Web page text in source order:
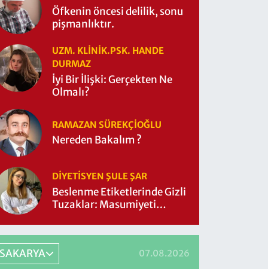
Öfkenin öncesi delilik, sonu
pişmanlıktır.
UZM. KLINIK.PSK. HANDE
DURMAZ
İyi Bir İlişki: Gerçekten Ne
Olmalı?
RAMAZAN SÜREKÇIOĞLU
Nereden Bakalım ?
DIYETISYEN ŞULE ŞAR
Beslenme Etiketlerinde Gizli
Tuzaklar: Masumiyeti
SAKARYA 07.08.2026